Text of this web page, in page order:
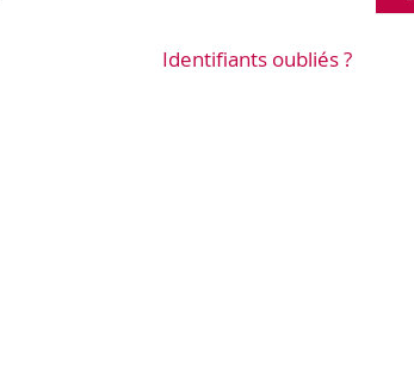
Identifiants oubliés ?